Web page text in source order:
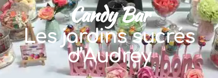
Candy Bar
Les jardins sucrés
d’Audrey